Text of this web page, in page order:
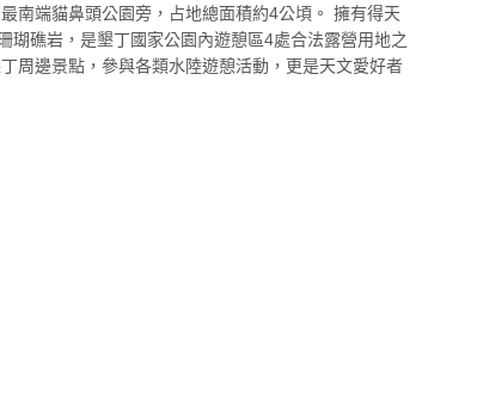
南端貓鼻頭公園旁，占地總面積約4公頃。 擁有得天
瑚礁岩，是墾丁國家公園內遊憩區4處合法露營用地之
周邊景點，參與各類水陸遊憩活動，更是天文愛好者